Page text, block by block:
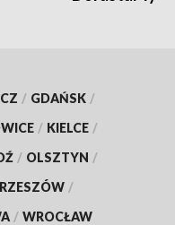
/ GDAŃSK /
/ KIELCE /
/ OLSZTYN /
RZESZÓW /
/ WROCŁAW